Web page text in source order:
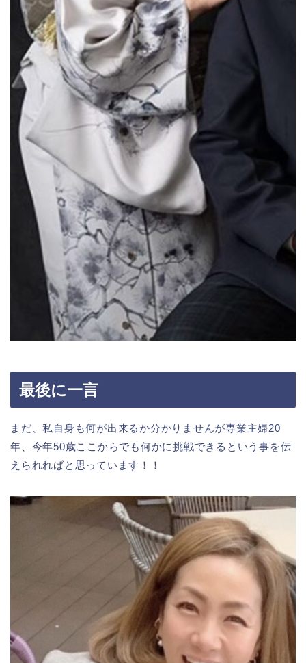
最後に一言
まだ、私自身も何が出来るか分かりませんが専業主婦20
年、今年50歳ここからでも何かに挑戦できるという事を伝
えられればと思っています！！